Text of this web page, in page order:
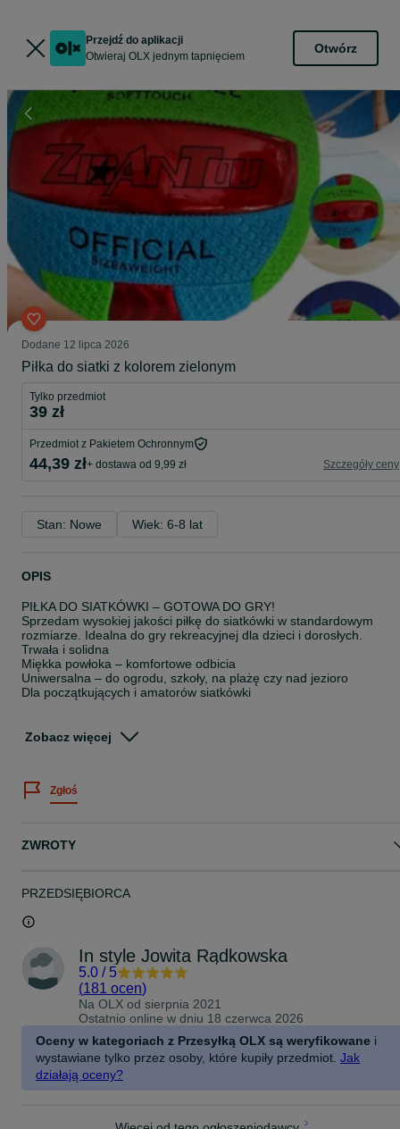
Przejdź do aplikacji
Otwieraj OLX jednym tapnięciem
Otwórz
Dodane 12 lipca 2026
Piłka do siatki z kolorem zielonym
Tylko przedmiot
39 zł
Przedmiot z Pakietem Ochronnym
44,39 zł+ dostawa od 9,99 zł Szczegóły ceny
Stan: Nowe Wiek: 6-8 lat
OPIS
PIŁKA DO SIATKÓWKI – GOTOWA DO GRY!
Sprzedam wysokiej jakości piłkę do siatkówki w standardowym
rozmiarze. Idealna do gry rekreacyjnej dla dzieci i dorosłych.
Trwała i solidna
Miękka powłoka – komfortowe odbicia
Uniwersalna – do ogrodu, szkoły, na plażę czy nad jezioro
Dla początkujących i amatorów siatkówki
• Standardowy rozmiar (rozmiar 5)
Kupujesz kolor piłki jak na aukcji
przy braku dostępnego koloru wysyłamy losowo dostępny na
Zobacz więcej
Zgłoś
ZWROTY
PRZEDSIĘBIORCA
In style Jowita Rądkowska
5.0 / 5
(181 ocen)
Na OLX od sierpnia 2021
Ostatnio online w dniu 18 czerwca 2026
Oceny w kategoriach z Przesyłką OLX są weryfikowane i
wystawiane tylko przez osoby, które kupiły przedmiot. Jak
działają oceny?